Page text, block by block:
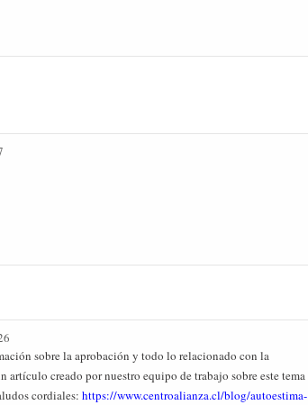
sobre la aprobación y todo lo relacionado con la
artículo creado por nuestro equipo de trabajo sobre este tema
cordiales: https://www.centroalianza.cl/blog/autoestima-